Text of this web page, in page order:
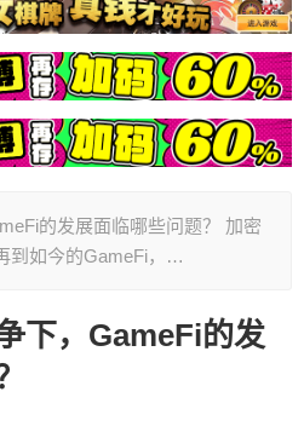
的发展面临哪些问题？ 加密
到如今的GameFi，…
下，GameFi的发